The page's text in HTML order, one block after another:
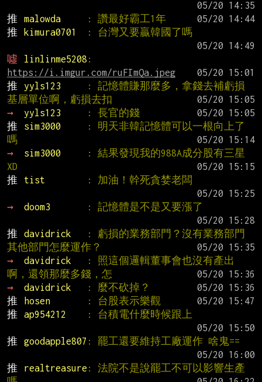
推
malowda : 讚最好霸工1年
推
kimura0701
: 台灣又要贏韓國了嗎
噓
linlinme5208
https://i.imgur.com/ruFImQa.jpeg
推
yyls123
: 記憶體賺那麼多，拿錢去補虧損
基層單位啊，虧損去扣
→
yyls123 : 長官的錢
推
sim3000
: 明天非韓記憶體可以一根向上了
嗎
→
sim3000
: 結果發現我的988A成分股有三星
XD
推
tist
: 加油！幹死貪婪老闆
→
doom3
: 記憶體是不是又要漲了
推
davidrick
: 虧損的業務部門？沒有業務部門
其他部門怎麼運作？
→
davidrick
: 照這個邏輯董事會也沒有產出
啊，還領那麼多錢，怎
→
davidrick : 麼不砍掉？
推
hosen : 台股表示樂觀
推
ap954212
: 台積電什麼時候跟上
推
goodapple807 : 罷工還要維持工廠運作 啥鬼==
推
realtreasure : 法院不是說罷工不可以影響生產